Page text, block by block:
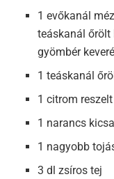
1 evőkanál
teáskanál őrölt
gyömbér
1 teáskanál
1 citrom
1 narancs
1 nagyobb
3 dl zsíros tej